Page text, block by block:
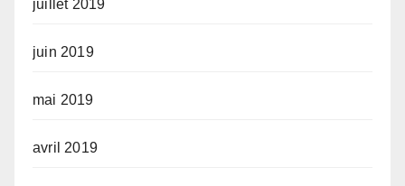
juillet 2019
juin 2019
mai 2019
avril 2019